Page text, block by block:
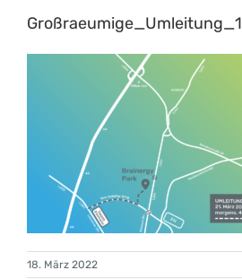
Großraeumige_Umleitung_1
18. März 2022